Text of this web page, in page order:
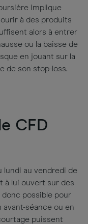
implique
à des produits
alors à entrer
ou la baisse de
en jouant sur la
de son stop-loss.
CFD
lundi au vendredi de
à lui ouvert sur des
donc possible pour
séance ou en
puissent